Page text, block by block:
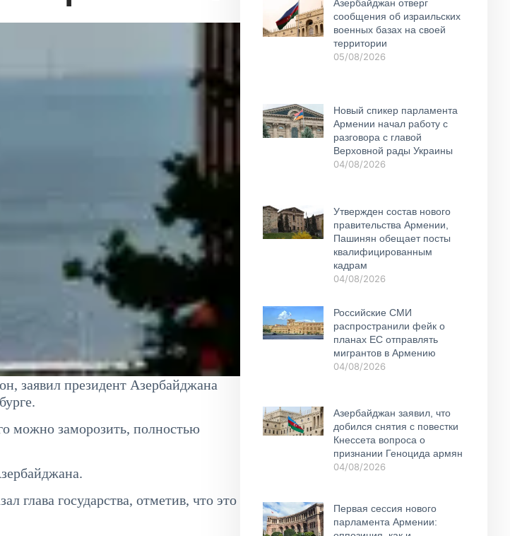
заявил президент Азербайджана
можно заморозить, полностью
глава государства, отметив, что это
Азербайджан отверг
сообщения об израильских
военных базах на своей
территории
05/08/2026
Новый спикер парламента
Армении начал работу с
разговора с главой
Верховной рады Украины
04/08/2026
Утвержден состав нового
правительства Армении,
Пашинян обещает посты
квалифицированным
кадрам
04/08/2026
Российские СМИ
распространили фейк о
планах ЕС отправлять
мигрантов в Армению
04/08/2026
Азербайджан заявил, что
добился снятия с повестки
Кнессета вопроса о
признании Геноцида армян
04/08/2026
Первая сессия нового
парламента Армении: